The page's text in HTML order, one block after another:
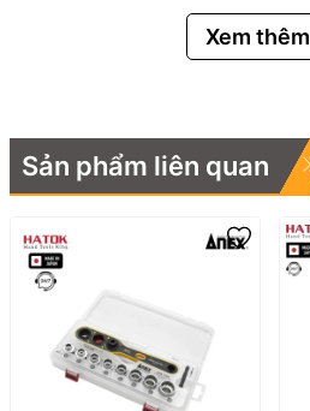
Xem thêm
Sản phẩm liên quan